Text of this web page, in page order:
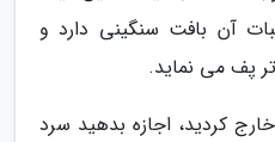
آن بافت سنگینی دارد و
پف می نماید.
خارج کردید، اجازه بدهید سرد